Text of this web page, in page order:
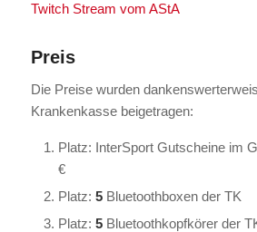
Twitch Stream vom AStA
Preis
Die Preise wurden
Krankenkasse beigetragen:
Platz: InterSport Gutscheine im
€
Platz: 5Bluetoothboxen der TK
Platz: 5Bluetoothkopfkörer der